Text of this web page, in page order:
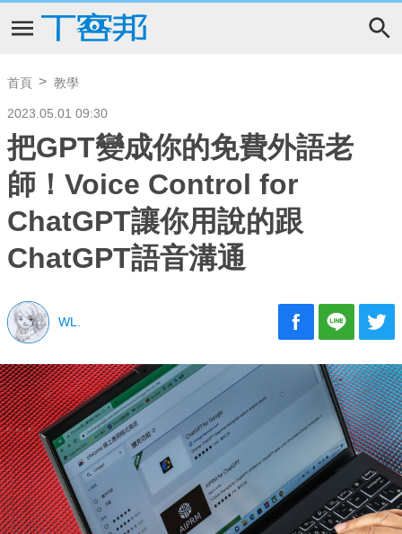
首頁 教學
2023.05.01 09:30
把GPT變成你的免費外語老
師！Voice Control for
ChatGPT讓你用說的跟
ChatGPT語音溝通
WL.